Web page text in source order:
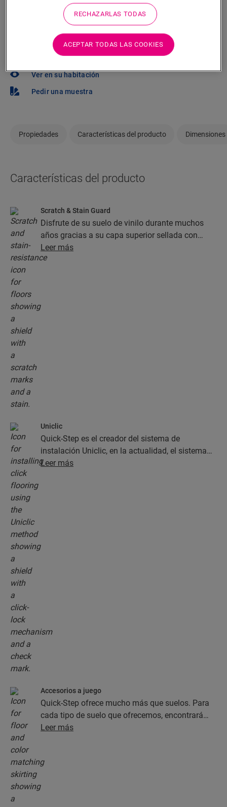
¿No está seguro de si este suelo se adapta
a su estilo y sus necesidades?
Ver en su habitación
Pedir una muestra
Propiedades Características del producto Dimensiones
Características del producto
Scratch & Stain Guard
Disfrute de su suelo de vinilo durante muchos
años gracias a su capa superior sellada con
tecnología Stain Guard y Scratch Guard. Esta
capa garantiza una protección superior frente a
Leer más
Uniclic
Quick-Step es el creador del sistema de
instalación Uniclic, en la actualidad, el sistema
estándar de instalación de clic. Use este sistema
Leer más
Accesorios a juego
Quick-Step ofrece mucho más que suelos. Para
cada tipo de suelo que ofrecemos, encontrará
una completa colección de accesorios, como
color del suelo que elija.
Leer más
RECHAZARLAS TODAS
ACEPTAR TODAS LAS COOKIES